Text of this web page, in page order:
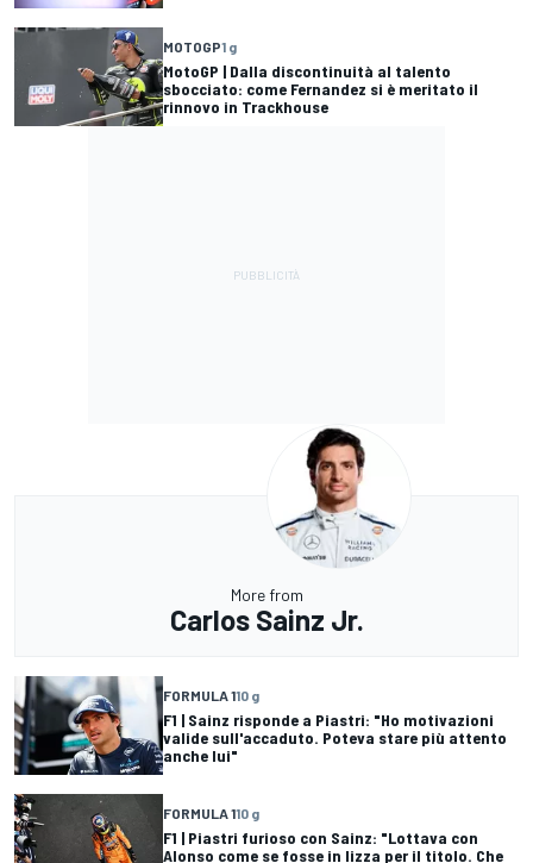
MOTOGP1 g
MotoGP | Dalla discontinuità al talento
sbocciato: come Fernandez si è meritato il
rinnovo in Trackhouse
More from
Carlos Sainz Jr.
FORMULA 110 g
F1 | Sainz risponde a Piastri: "Ho motivazioni
valide sull'accaduto. Poteva stare più attento
anche lui"
FORMULA 110 g
F1 | Piastri furioso con Sainz: "Lottava con
Alonso come se fosse in lizza per il titolo. Che